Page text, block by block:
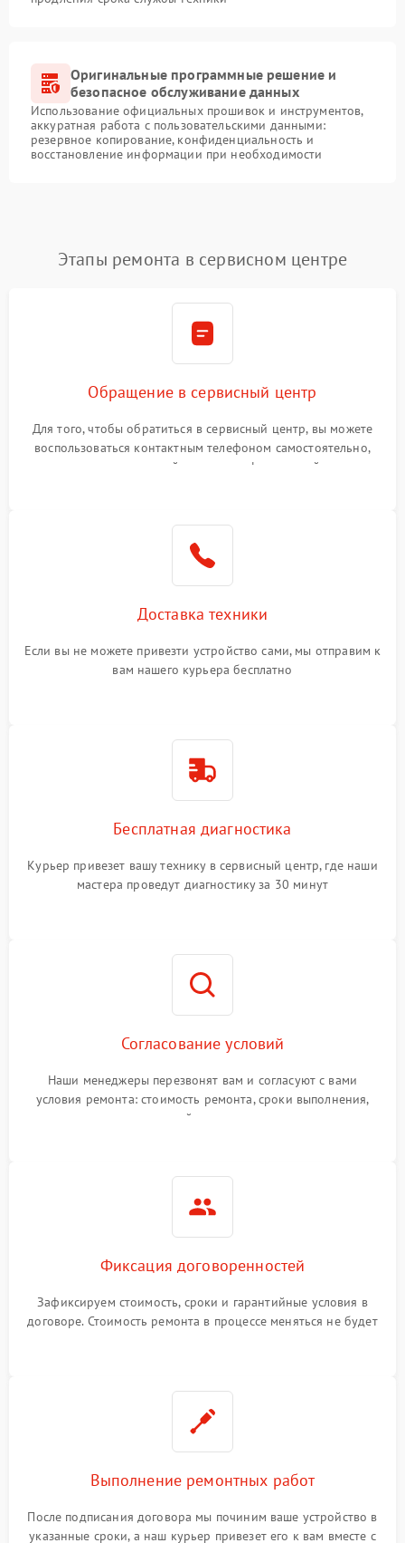
Оригинальные программные решение и
безопасное обслуживание данных
Использование официальных прошивок и инструментов,
аккуратная работа с пользовательскими данными:
резервное копирование, конфиденциальность и
восстановление информации при необходимости
Этапы ремонта в сервисном центре
Обращение в сервисный центр
Для того, чтобы обратиться в сервисный центр, вы можете
воспользоваться контактным телефоном самостоятельно,
или оставить свой номер телефона на сайте
Доставка техники
Если вы не можете привезти устройство сами, мы отправим к
вам нашего курьера бесплатно
Бесплатная диагностика
Курьер привезет вашу технику в сервисный центр, где наши
мастера проведут диагностику за 30 минут
Согласование условий
Наши менеджеры перезвонят вам и согласуют с вами
условия ремонта: стоимость ремонта, сроки выполнения,
гарантийные условия
Фиксация договоренностей
Зафиксируем стоимость, сроки и гарантийные условия в
договоре. Стоимость ремонта в процессе меняться не будет
Выполнение ремонтных работ
После подписания договора мы починим ваше устройство в
указанные сроки, а наш курьер привезет его к вам вместе с